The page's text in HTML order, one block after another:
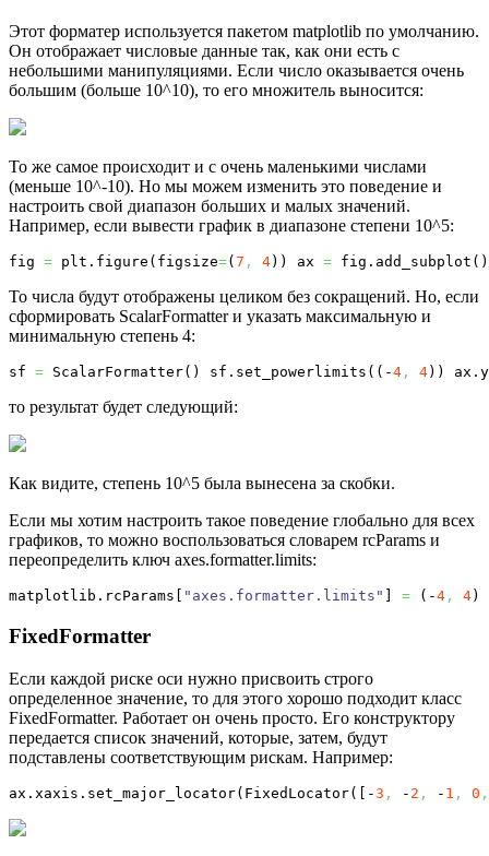
Этот форматер используется пакетом matplotlib по умолчанию.
Он отображает числовые данные так, как они есть с
небольшими манипуляциями. Если число оказывается очень
большим (больше 10^10), то его множитель выносится:
То же самое происходит и с очень маленькими числами
(меньше 10^-10). Но мы можем изменить это поведение и
настроить свой диапазон больших и малых значений.
Например, если вывести график в диапазоне степени 10^5:
fig = plt. figure ( figsize=( 7 , 4) ) ax = fig. add_subplot ( )
То числа будут отображены целиком без сокращений. Но, если
сформировать ScalarFormatter и указать максимальную и
минимальную степень 4:
sf = ScalarFormatter( ) sf. set_powerlimits ( ( -4 , 4) ) ax.
то результат будет следующий:
Как видите, степень 10^5 была вынесена за скобки.
Если мы хотим настроить такое поведение глобально для всех
графиков, то можно воспользоваться словарем rcParams и
переопределить ключ axes.formatter.limits:
matplotlib. rcParams "axes.formatter.limits" = ( -4 , 4)
FixedFormatter
Если каждой риске оси нужно присвоить строго
определенное значение, то для этого хорошо подходит класс
FixedFormatter. Работает он очень просто. Его конструктору
передается список значений, которые, затем, будут
подставлены соответствующим рискам. Например:
ax. xaxis . set_major_locator( FixedLocator( [ -3 , - 2 , - 1 , 0 ,